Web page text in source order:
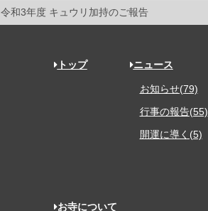
令和3年度 キュウリ加持のご報告
トップ ニュース
お知らせ(79)
行事の報告(55)
開運に導く(5)
お寺について